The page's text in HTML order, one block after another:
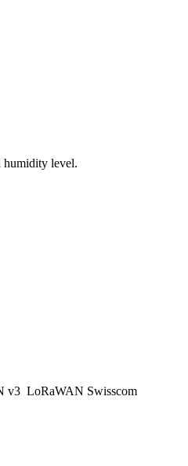
humidity level.
v3 LoRaWAN Swisscom